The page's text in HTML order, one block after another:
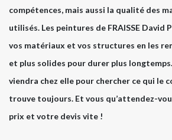
compétences, mais aussi la qualité des
utilisés. Les peintures de FRAISSE
vos matériaux et vos structures en les
et plus solides pour durer plus
viendra chez elle pour chercher ce qui le
trouve toujours. Et vous qu’attendez-
prix et votre devis vite !